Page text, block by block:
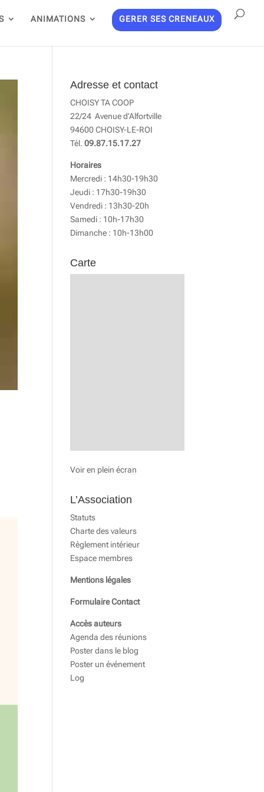
ANIMATIONS GERER SES CRENEAUX
Adresse et contact
CHOISY TA COOP
22/24 Avenue d’Alfortville
94600 CHOISY-LE-ROI
Tél.09.87.15.17.27
Horaires
Mercredi : 14h30-19h30
Jeudi : 17h30-19h30
Vendredi : 13h30-20h
Samedi : 10h-17h30
Dimanche : 10h-13h00
Carte
Voir en plein écran
L’Association
Statuts
Charte des valeurs
Règlement intérieur
Espace membres
Mentions légales
Formulaire Contact
Accès auteurs
Agenda des réunions
Poster dans le blog
Poster un événement
Log